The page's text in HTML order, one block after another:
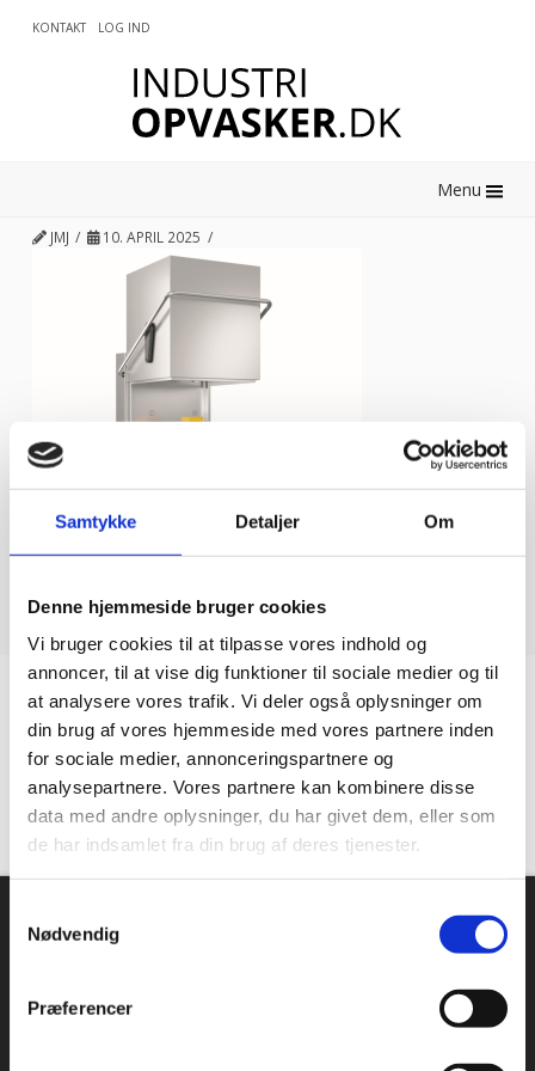
Samtykke Detaljer Om
Denne hjemmeside bruger cookies
Vi bruger cookies til at tilpasse vores indhold og
annoncer, til at vise dig funktioner til sociale medier og til
at analysere vores trafik. Vi deler også oplysninger om
din brug af vores hjemmeside med vores partnere inden
for sociale medier, annonceringspartnere og
analysepartnere. Vores partnere kan kombinere disse
data med andre oplysninger, du har givet dem, eller som
de har indsamlet fra din brug af deres tjenester.
Nødvendig
Præferencer
KONTAKT LOG IND
Menu
JMJ 10. APRIL 2025
Kundetilfredshed
“Altid flinke og hjælpsom”
Danmarks største sortiment, mange forskellige producenter
Hos industriopvasker.dk er du sikker på at få en REN opvask,